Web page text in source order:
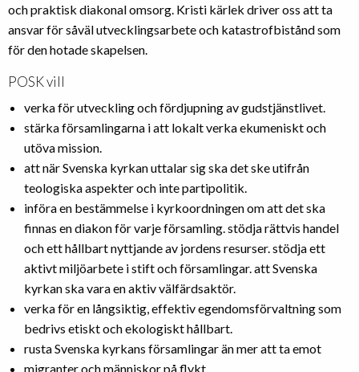
och praktisk diakonal omsorg. Kristi kärlek driver oss att ta
ansvar för såväl utvecklingsarbete och katastrofbistånd som
för den hotade skapelsen.
POSK vill
verka för utveckling och fördjupning av gudstjänstlivet.
stärka församlingarna i att lokalt verka ekumeniskt och
utöva mission.
att när Svenska kyrkan uttalar sig ska det ske utifrån
teologiska aspekter och inte partipolitik.
införa en bestämmelse i kyrkoordningen om att det ska
finnas en diakon för varje församling. stödja rättvis handel
och ett hållbart nyttjande av jordens resurser. stödja ett
aktivt miljöarbete i stift och församlingar. att Svenska
kyrkan ska vara en aktiv välfärdsaktör.
verka för en långsiktig, effektiv egendomsförvaltning som
bedrivs etiskt och ekologiskt hållbart.
rusta Svenska kyrkans församlingar än mer att ta emot
migranter och människor på flykt.